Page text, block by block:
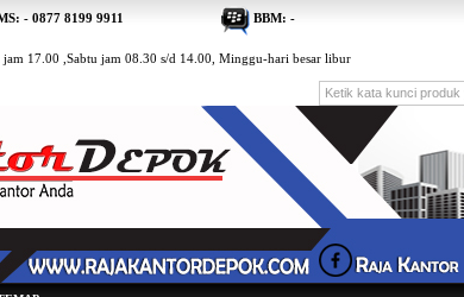
17.00 ,Sabtu jam 08.30 s/d 14.00, Minggu-hari besar libur
- 0877 8199 9911 BBM: -